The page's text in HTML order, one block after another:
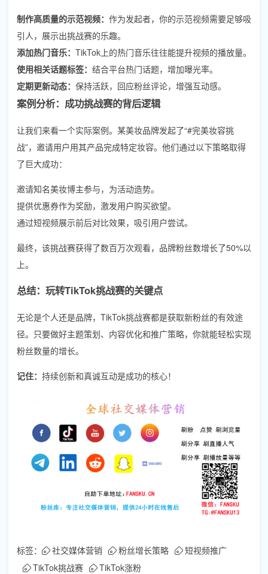
制作高质量的示范视频： 作为发起者，你的示范视频需要足够吸
引人，展示出挑战赛的乐趣。
添加热门音乐： TikTok上的热门音乐往往能提升视频的播放量。
使用相关话题标签： 结合平台热门话题，增加曝光率。
定期更新动态： 保持活跃，回应粉丝评论，增强互动感。
案例分析：成功挑战赛的背后逻辑
让我们来看一个实际案例。某美妆品牌发起了“#完美妆容挑
战”，邀请用户用其产品完成特定妆容。他们通过以下策略取得
了巨大成功：
邀请知名美妆博主参与，为活动造势。
提供优惠券作为奖励，激发用户购买欲望。
通过短视频展示前后对比效果，吸引用户尝试。
最终，该挑战赛获得了数百万次观看，品牌粉丝数增长了50%以
上。
总结：玩转TikTok挑战赛的关键点
无论是个人还是品牌，TikTok挑战赛都是获取新粉丝的有效途
径。只要做好主题策划、内容优化和推广策略，你就能轻松实现
粉丝数量的增长。
记住： 持续创新和真诚互动是成功的核心！
标签： 社交媒体营销 粉丝增长策略
短视频推广
TikTok挑战赛
TikTok涨粉